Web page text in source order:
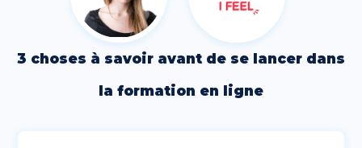
3 choses à savoir avant de se lancer dans
la formation en ligne